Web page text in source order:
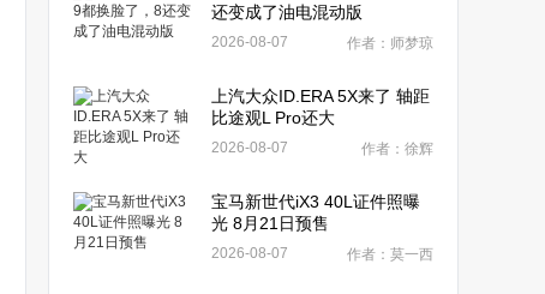
还变成了油电混动版
2026-08-07 作者：师梦琼
上汽大众ID.ERA 5X来了 轴距
比途观L Pro还大
2026-08-07 作者：徐辉
宝马新世代iX3 40L证件照曝
光 8月21日预售
2026-08-07 作者：莫一西